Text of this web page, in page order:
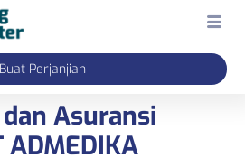
Buat Perjanjian
Asuransi
ADMEDIKA